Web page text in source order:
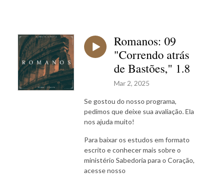
Romanos: 09
"Correndo atrás
de Bastões," 1.8
Mar 2, 2025
Se gostou do nosso programa,
pedimos que deixe sua avaliação. Ela
nos ajuda muito!
Para baixar os estudos em formato
escrito e conhecer mais sobre o
ministério Sabedoria para o Coração,
acesse nosso